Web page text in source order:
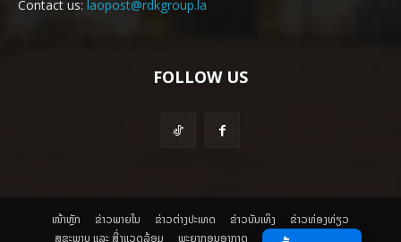
Contact us: laopost@rdkgroup.la
FOLLOW US
ໜ້າຫຼັກ ຂ່າວພາຍ​ໃນ ຂ່າວຕ່າງປະເທດ ​ຂ່າວບັນເທິງ
​ຂ່າວທ່ອງທ່ຽວ
ສຸຂະພາບ ແລະ ສີ່ງແວດລ້ອມ
ພະຍາກອນອາກາດ